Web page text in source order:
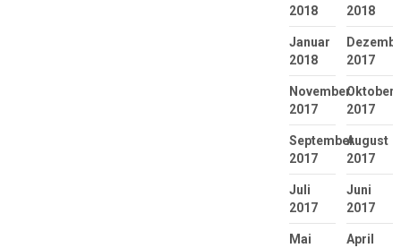
2018
2018
Januar
2018
2017
November
2017
Oktober
2017
September
2017
August
2017
Juli
2017
Juni
2017
Mai
April